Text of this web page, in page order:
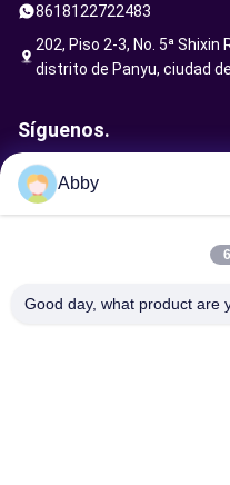
8618122722483
202, Piso 2-3, No. 5ª Shixin
distrito de Panyu, ciudad
Síguenos.
Abby
Good day, what product are